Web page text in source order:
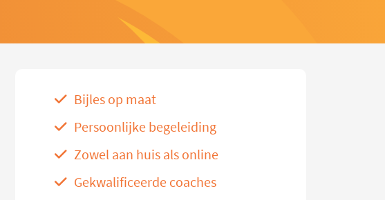
Bijles op maat
Persoonlijke begeleiding
Zowel aan huis als online
Gekwalificeerde coaches